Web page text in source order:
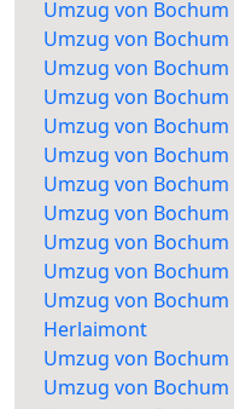
Umzug von
Umzug von
Umzug von
Umzug von
Umzug von
Umzug von
Umzug von
Umzug von
Umzug von Bochum
Umzug von
Umzug von
Herlaimont
Umzug von
Umzug von